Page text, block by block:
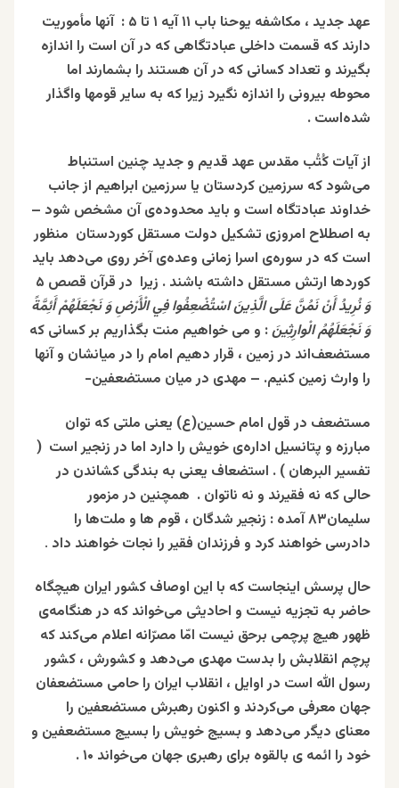
عهد جدید ، مکاشفه یوحنا باب ۱۱ آیه ۱ تا ۵ : آنها مأموريت
دارند كه قسمت داخلی عبادتگاهی که در آن است را اندازه
بگیرند و تعداد کسانی که در آن هستند را بشمارند اما
محوطه بیرونی را اندازه نگیرد زیرا که به سایر قومها واگذار
شده‌است .
از آیات کُتُب مقدس عهد قدیم و جدید چنین استنباط
می‌شود که سرزمین کردستان یا سرزمین ابراهیم از جانب
خداوند عبادتگاه است و باید محدوده‌ی آن مشخص شود –
به اصطلاح امروزی تشکیل دولت مستقل کوردستان منظور
است که در سوره‌ی اسرا زمانی وعده‌ی آخر روی می‌دهد باید
کوردها ارتش مستقل داشته باشند . زیرا در قرآن قصص ۵
وَ نُرِيدُ أَنْ نَمُنَّ عَلَى الَّذِينَ اسْتُضْعِفُوا فِي الْأَرْضِ وَ نَجْعَلَهُمْ أَئِمَّةً
وَ نَجْعَلَهُمُ الْوارِثِينَ: و می خواهیم منت بگذاریم بر کسانی که
مستضعف‌اند در زمین ، قرار دهیم امام را در میانشان و آنها
را وارث زمین کنیم. – مهدی در میان مستضعفین-
مستضعف در قول امام حسین(ع) یعنی ملتی که توان
مبارزه و پتانسیل اداره‌ی خویش را دارد اما در زنجیر است (
تفسیر البرهان ) . استضعاف یعنی به بندگی کشاندن در
حالی که نه فقیرند و نه ناتوان . همچنین در مزمور
سلیمان۸۳ آمده : زنجیر شدگان ، قوم ها و ملت‌ها را
دادرسی خواهند کرد و فرزندان فقیر را نجات خواهند داد .
حال پرسش اینجاست که با این اوصاف کشور ایران هیچگاه
حاضر به تجزیه نیست و احادیثی می‌خواند که در هنگامه‌ی
ظهور هیچ پرچمی برحق نیست امّا مصرّانه اعلام می‌کند که
پرچم انقلابش را بدست مهدی می‌دهد و کشورش ، کشور
رسول الله است در اوایل ، انقلاب ایران را حامی مستضعفان
جهان معرفی می‌کردند و اکنون رهبرش مستضعفین را
معنای دیگر می‌دهد و بسیج خویش را بسیج مستضعفین و
خود را ائمه ‌ی بالقوه برای رهبری جهان می‌خواند ۱۰ .